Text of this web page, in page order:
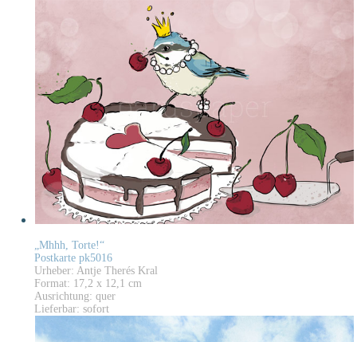
„Mhhh, Torte!“
Postkarte pk5016
Urheber: Antje Therés Kral
Format: 17,2 x 12,1 cm
Ausrichtung: quer
Lieferbar: sofort